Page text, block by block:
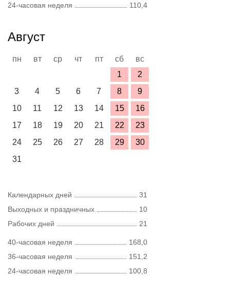
24-часовая неделя
110,4
Август
пн вт ср чт пт сб
вс
1
2
3
4 5 6 7 8
9
10
11 12 13 14 15
16
17
18 19 20 21 22
23
24
25 26 27 28 29
30
31
Календарных дней
31
Выходных и праздничных
10
Рабочих дней
21
40-часовая неделя
168,0
36-часовая неделя
151,2
24-часовая неделя
100,8